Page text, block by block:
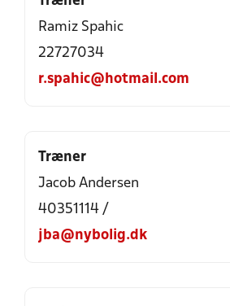
Ramiz Spahic
22727034
r.spahic@hotmail.com
Træner
Jacob Andersen
40351114 /
jba@nybolig.dk